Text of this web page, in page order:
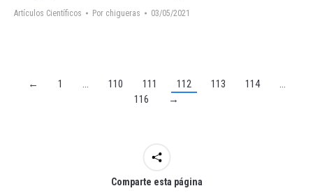
Artículos Científicos Por chigueras 03/05/2021
← 1 … 110 111 112 113 114
…
116
→
Comparte esta página